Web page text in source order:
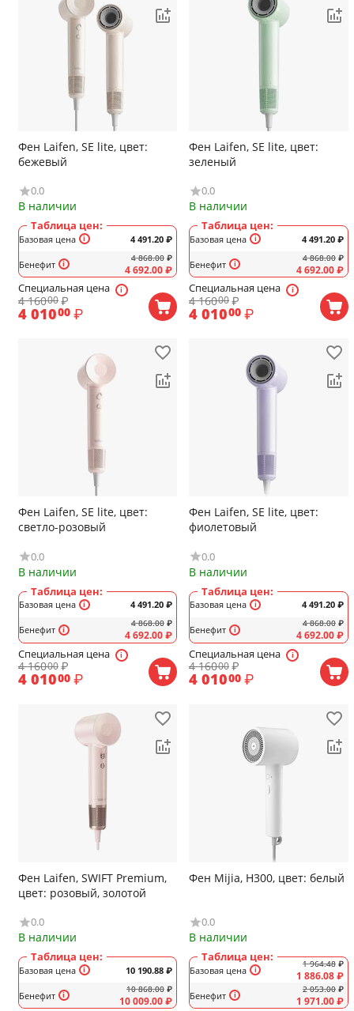
Фен Laifen, SE lite, цвет:
бежевый
0.0
В наличии
Таблица цен:
Базовая цена
Бенефит
4 491.20 ₽
4 868.00 ₽
4 692.00₽
Специальная цена
4 16000 ₽
4 01000 ₽
Фен Laifen, SE lite, цвет:
зеленый
0.0
В наличии
Таблица цен:
Базовая цена
Бенефит
4 491.20₽
4 868.00 ₽
4 692.00₽
Специальная цена
4 16000₽
4 01000 ₽
Фен Laifen, SE lite, цвет:
светло-розовый
0.0
В наличии
Таблица цен:
Базовая цена
Бенефит
4 491.20 ₽
4 868.00 ₽
4 692.00₽
Специальная цена
4 16000 ₽
4 01000 ₽
Фен Laifen, SE lite, цвет:
фиолетовый
0.0
В наличии
Таблица цен:
Базовая цена
Бенефит
4 491.20₽
4 868.00 ₽
4 692.00₽
Специальная цена
4 16000₽
4 01000 ₽
Фен Laifen, SWIFT Premium,
цвет: розовый, золотой
0.0
В наличии
Таблица цен:
Базовая цена
Бенефит
10 190.88 ₽
10 868.00 ₽
10 009.00₽
Фен Mijia, H300, цвет: белый
0.0
В наличии
Таблица цен:
Базовая цена
Бенефит
1 964.48 ₽
1 886.08₽
2 053.00 ₽
1 971.00₽